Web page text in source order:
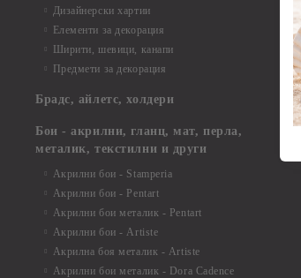
Дизайнерски хартии
Елементи за декорация
Ширити, шевици, канапи
Предмети за декорация
Брадс, айлетс, холдери
Бои - акрилни, гланц, мат, перла,
металик, текстилни и други
Акрилни бои - Stamperia
Акрилни бои - Pentart
Акрилни бои металик - Pentart
Акрилни бои - Artiste
Акрилна боя металик - Artiste
Акрилни бои металик - Dora Cadence